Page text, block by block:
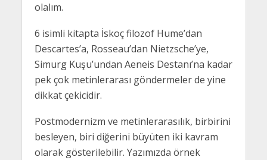
olalım.
6 isimli kitapta İskoç filozof Hume’dan
Descartes’a, Rosseau’dan Nietzsche’ye,
Simurg Kuşu’undan Aeneis Destanı’na kadar
pek çok metinlerarası göndermeler de yine
dikkat çekicidir.
Postmodernizm ve metinlerarasılık, birbirini
besleyen, biri diğerini büyüten iki kavram
olarak gösterilebilir. Yazımızda örnek